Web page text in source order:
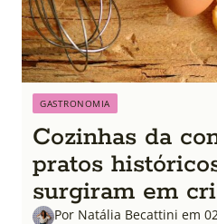
GASTRONOMIA
Cozinhas da
pratos
surgiram em
Por Natália Becattini em